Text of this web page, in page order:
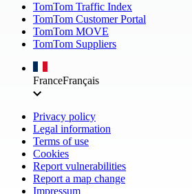
TomTom Traffic Index
TomTom Customer Portal
TomTom MOVE
TomTom Suppliers
FranceFrançais
Privacy policy
Legal information
Terms of use
Cookies
Report vulnerabilities
Report a map change
Impressum